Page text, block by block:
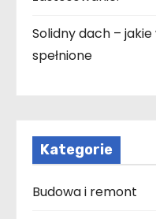
Solidny dach –
spełnione
Kategorie
Budowa i remont